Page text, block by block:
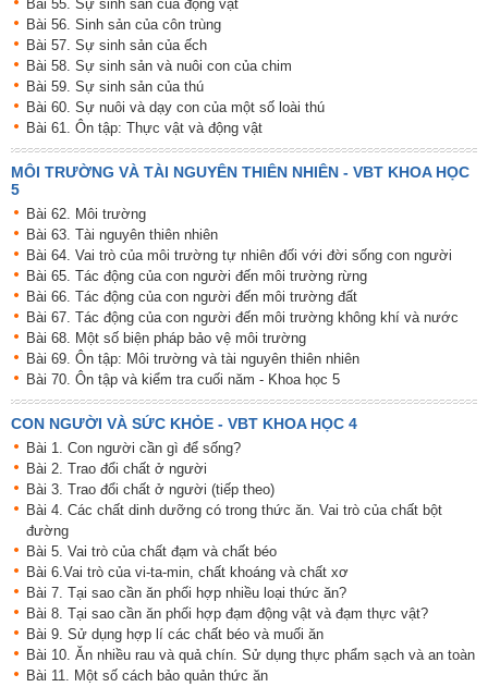
Bài 55. Sự sinh sản của động vật
Bài 56. Sinh sản của côn trùng
Bài 57. Sự sinh sản của ếch
Bài 58. Sự sinh sản và nuôi con của chim
Bài 59. Sự sinh sản của thú
Bài 60. Sự nuôi và dạy con của một số loài thú
Bài 61. Ôn tập: Thực vật và động vật
MÔI TRƯỜNG VÀ TÀI NGUYÊN THIÊN NHIÊN - VBT KHOA HỌC
5
Bài 62. Môi trường
Bài 63. Tài nguyên thiên nhiên
Bài 64. Vai trò của môi trường tự nhiên đối với đời sống con người
Bài 65. Tác động của con người đến môi trường rừng
Bài 66. Tác động của con người đến môi trường đất
Bài 67. Tác động của con người đến môi trường không khí và nước
Bài 68. Một số biện pháp bảo vệ môi trường
Bài 69. Ôn tập: Môi trường và tài nguyên thiên nhiên
Bài 70. Ôn tập và kiểm tra cuối năm - Khoa học 5
CON NGƯỜI VÀ SỨC KHỎE - VBT KHOA HỌC 4
Bài 1. Con người cần gì để sống?
Bài 2. Trao đổi chất ở người
Bài 3. Trao đổi chất ở người (tiếp theo)
Bài 4. Các chất dinh dưỡng có trong thức ăn. Vai trò của chất bột
đường
Bài 5. Vai trò của chất đạm và chất béo
Bài 6.Vai trò của vi-ta-min, chất khoáng và chất xơ
Bài 7. Tại sao cần ăn phối hợp nhiều loại thức ăn?
Bài 8. Tại sao cần ăn phối hợp đạm động vật và đạm thực vật?
Bài 9. Sử dụng hợp lí các chất béo và muối ăn
Bài 10. Ăn nhiều rau và quả chín. Sử dụng thực phẩm sạch và an toàn
Bài 11. Một số cách bảo quản thức ăn